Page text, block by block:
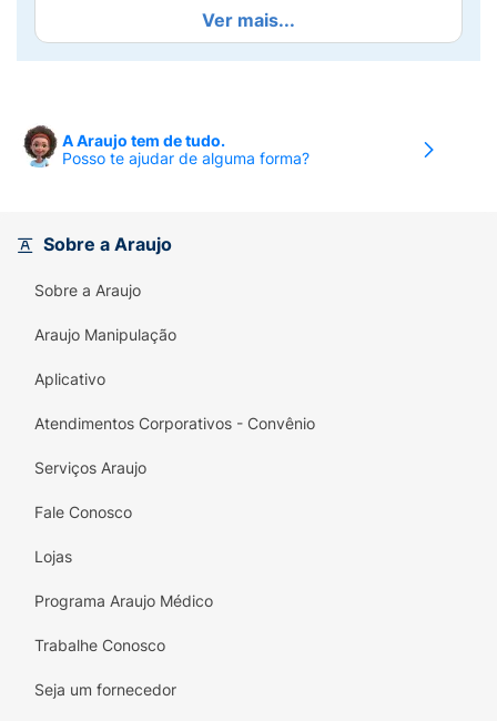
luminosa e revitalizada**. Um gel de limpeza
refrescante que esfolia suavemente e refina a
textura da pele, garantindo que a pele fique
Ingredientes:
BETAÍNA, CLORETODE SÓDIO,
CROSPOLÍMERO DE ACRILATOS/ACRILATO
DE ALQUILA C10-30, FENOXIETANOL,
NICOTINAMIDA, ACETATO DE TOCOFERILA,
XILITILGLICOSÍDEO, ANIDROXILITOL, XILITOL,
NARCISO DO MAR. FIL 1812.
Ver mais...
A Araujo tem de tudo.
Posso te ajudar de alguma forma?
Sobre a Araujo
Sobre a Araujo
Araujo Manipulação
Aplicativo
Atendimentos Corporativos - Convênio
Serviços Araujo
Fale Conosco
Lojas
Programa Araujo Médico
Trabalhe Conosco
Seja um fornecedor